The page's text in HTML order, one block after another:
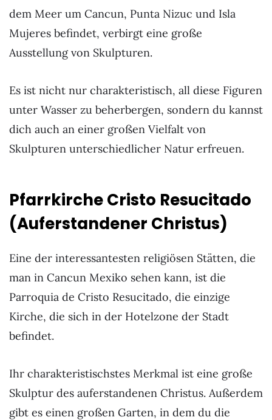
dem Meer um Cancun, Punta Nizuc und Isla
Mujeres befindet, verbirgt eine große
Ausstellung von Skulpturen.
Es ist nicht nur charakteristisch, all diese Figuren
unter Wasser zu beherbergen, sondern du kannst
dich auch an einer großen Vielfalt von
Skulpturen unterschiedlicher Natur erfreuen.
Pfarrkirche Cristo Resucitado
(Auferstandener Christus)
Eine der interessantesten religiösen Stätten, die
man in Cancun Mexiko sehen kann, ist die
Parroquia de Cristo Resucitado, die einzige
Kirche, die sich in der Hotelzone der Stadt
befindet.
Ihr charakteristischstes Merkmal ist eine große
Skulptur des auferstandenen Christus. Außerdem
gibt es einen großen Garten, in dem du die